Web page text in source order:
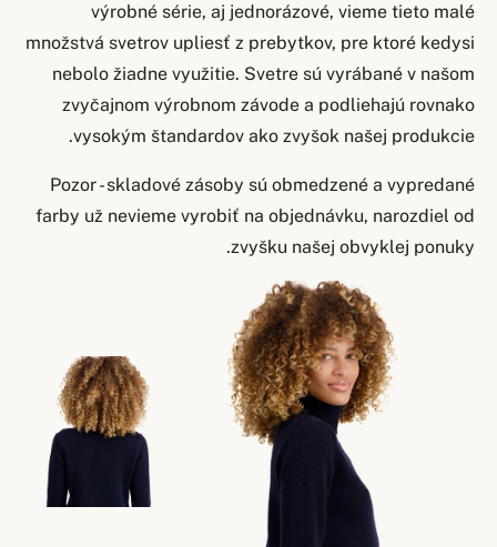
výrobné série, aj jednorázové, vieme tieto malé
množstvá svetrov upliesť z prebytkov, pre ktoré kedysi
nebolo žiadne využitie. Svetre sú vyrábané v našom
zvyčajnom výrobnom závode a podliehajú rovnako
vysokým štandardov ako zvyšok našej produkcie.
Pozor - skladové zásoby sú obmedzené a vypredané
farby už nevieme vyrobiť na objednávku, narozdiel od
zvyšku našej obvyklej ponuky.